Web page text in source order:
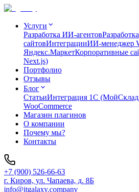
Услуги
Разработка ИИ-агентовРазработка
сайтовИнтеграцииИИ-менеджер
Яндекс.МаркетКорпоративные
Next.js)
Портфолио
Отзывы
Блог
СтатьиИнтеграция 1C
WooCommerce
Магазин плагинов
О компании
Почему мы?
Контакты
+7 (900) 526-66-63
г. Киров, ул. Чапаева, д. 8Б
info@itgalaxy.company